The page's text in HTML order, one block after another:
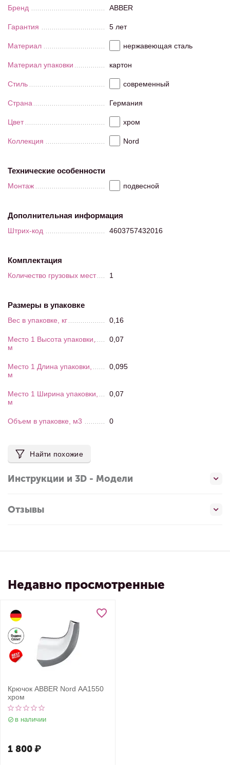
Бренд ABBER
Гарантия 5 лет
Материал нержавеющая сталь
Материал упаковки картон
Стиль современный
Страна Германия
Цвет хром
Коллекция Nord
Технические особенности
Монтаж подвесной
Дополнительная информация
Штрих-код 4603757432016
Комплектация
Количество грузовых мест 1
Размеры в упаковке
Вес в упаковке, кг 0,16
Место 1 Высота упаковки,
м
0,07
Место 1 Длина упаковки,
м
0,095
Место 1 Ширина упаковки,
м
0,07
Объем в упаковке, м3 0
Найти похожие
Инструкции и 3D - Модели
Отзывы
Недавно просмотренные
Крючок ABBER Nord AA1550
хром
в наличии
1 800₽